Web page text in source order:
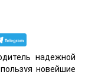
надежной
новейшие